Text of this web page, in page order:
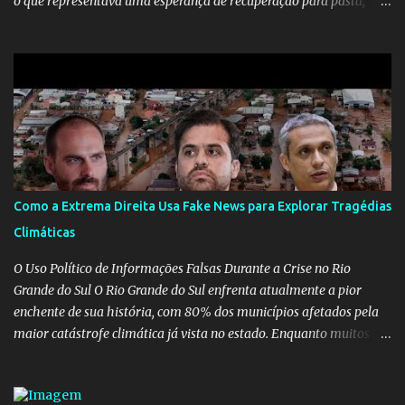
meio vai ter o seu terceiro ministro no comando, depois da
insensatez de Vélez e as loucuras ideológicas de Weintraub, parecia
que a ala influenciada por Olavo de Carvalho tinha perdido força
na gestão... Mas as mentiras de Carlos Alberto Decotelli podem
trazer mais problemas do que soluções a Educação brasileira,
afinal de contas como acreditar em algo proposto pelo novo
ministro sem imaginar que ele só esta querendo auferir vantagens
pessoais em uma pasta de tamanha envergadura e influência na
vida dos brasileiros. Evelin Azevedo escreveu brilhantemen...
Como a Extrema Direita Usa Fake News para Explorar Tragédias
Climáticas
O Uso Político de Informações Falsas Durante a Crise no Rio
Grande do Sul O Rio Grande do Sul enfrenta atualmente a pior
enchente de sua história, com 80% dos municípios afetados pela
maior catástrofe climática já vista no estado. Enquanto muitos se
voluntários e das forças governamentais, impactando diretamente